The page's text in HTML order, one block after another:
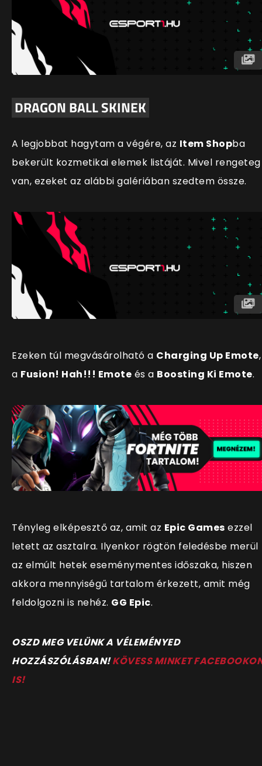
DRAGON BALL SKINEK
A legjobbat hagytam a végére, az Item Shopba
bekerült kozmetikai elemek listáját. Mivel rengeteg
van, ezeket az alábbi galériában szedtem össze.
Ezeken túl megvásárolható a Charging Up Emote,
a Fusion! Hah!!! Emote és a Boosting Ki Emote.
Tényleg elképesztő az, amit az Epic Games ezzel
letett az asztalra. Ilyenkor rögtön feledésbe merül
az elmúlt hetek eseménymentes időszaka, hiszen
akkora mennyiségű tartalom érkezett, amit még
feldolgozni is nehéz. GG Epic.
OSZD MEG VELÜNK A VÉLEMÉNYED
HOZZÁSZÓLÁSBAN!KÖVESS MINKET
IS!